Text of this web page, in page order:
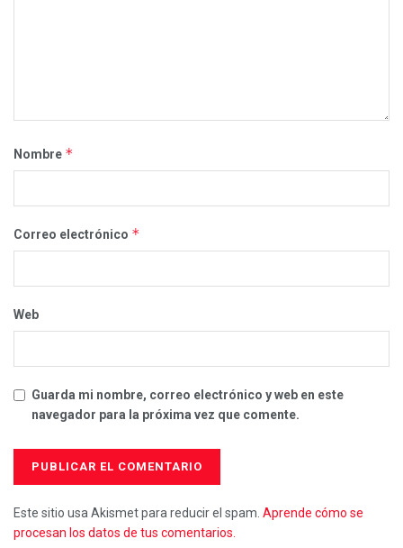
Nombre *
Correo electrónico *
Web
Guarda mi nombre, correo electrónico y web en este
navegador para la próxima vez que comente.
Este sitio usa Akismet para reducir el spam. Aprende cómo se
procesan los datos de tus comentarios.